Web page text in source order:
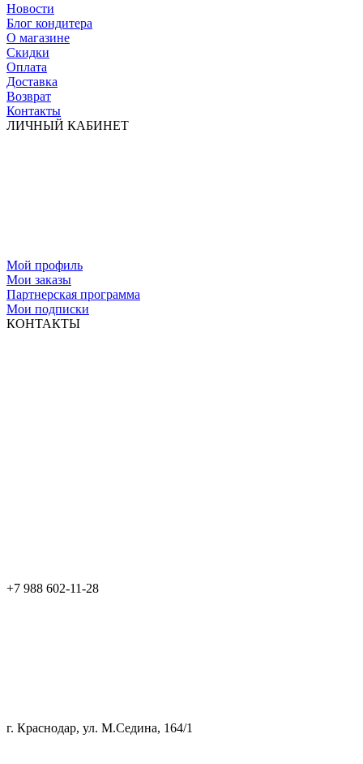
Новости
Блог кондитера
О магазине
Скидки
Оплата
Доставка
Возврат
Контакты
ЛИЧНЫЙ КАБИНЕТ
Мой профиль
Мои заказы
Партнерская программа
Мои подписки
КОНТАКТЫ
+7 988 602-11-28
г. Краснодар, ул. М.Седина, 164/1